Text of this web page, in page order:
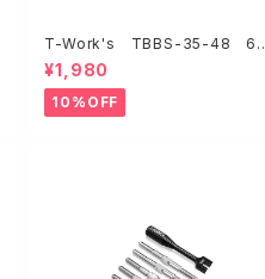
T-Work's TBBS-35-48 64
チタン製ブラックコーティングター
ンバックル【3.5mmx48mm/2本
入】
¥1,980
10%OFF